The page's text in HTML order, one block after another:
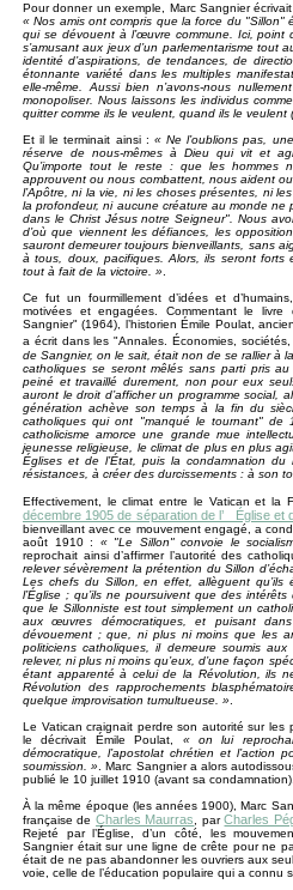
Pour donner un exemple, Marc Sangnier
« Nos amis ont compris que la force du
qui se dévouent à l’œuvre commune. Ici,
s’amusant aux jeux d’un parlementarisme tout
identité d’aspirations, de tendances, de
étonnante variété dans les multiples
elle-même. Aussi bien n’avons-nous
monopoliser. Nous laissons les individus
quitter comme ils le veulent, quand ils le
Et il le terminait ainsi : « Ne l’oublions pas,
réserve de nous-mêmes à Dieu qui vit et
Qu’importe tout le reste : que les hommes
approuvent ou nous combattent, nous aident
l’Apôtre, ni la vie, ni les choses présentes, ni
la profondeur, ni aucune créature au monde ne
dans le Christ Jésus notre Seigneur". Nous
d’où que viennent les défiances, les
sauront demeurer toujours bienveillants, sans
à tous, doux, pacifiques. Alors, ils seront
tout à fait de la victoire. ».
Ce fut un fourmillement d’idées et
motivées et engagées. Commentant le
Sangnier" (1964), l’historien Émile Poulat,
a écrit dans les "Annales. Économies, sociétés,
de Sangnier, on le sait, était non de se rallier à
catholiques se seront mêlés sans parti pris
peiné et travaillé durement, non pour eux
auront le droit d’afficher un programme social,
génération achève son temps à la fin du
catholiques qui ont "manqué le tournant"
catholicisme amorce une grande mue
jeunesse religieuse, le climat de plus en plus
Églises et de l’État, puis la condamnation
résistances, à créer des durcissements : à son
Effectivement, le climat entre le Vatican et la
décembre 1905 de séparation de l’ Église et
bienveillant avec ce mouvement engagé, a
août 1910 : « "Le Sillon" convoie le
reprochait ainsi d’affirmer l’autorité des
relever sévèrement la prétention du Sillon
Les chefs du Sillon, en effet, allèguent
l’Église ; qu’ils ne poursuivent que des
que le Sillonniste est tout simplement un
aux œuvres démocratiques, et puisant
dévouement ; que, ni plus ni moins que les
politiciens catholiques, il demeure soumis
relever, ni plus ni moins qu’eux, d’une façon
étant apparenté à celui de la Révolution, ils
Révolution des rapprochements
quelque improvisation tumultueuse. »
Le Vatican craignait perdre son autorité sur les
le décrivait Émile Poulat, « on lui
démocratique, l’apostolat chrétien et l’action
soumission. »
. Marc Sangnier a alors
publié le 10 juillet 1910 (avant sa
À la même époque (les années 1900), Marc
française de Charles Maurras , parCharles
Rejeté par l’Église, d’un côté, les
Sangnier était sur une ligne de crête pour ne
était de ne pas abandonner les ouvriers aux
voie, celle de l’éducation populaire qui a connu